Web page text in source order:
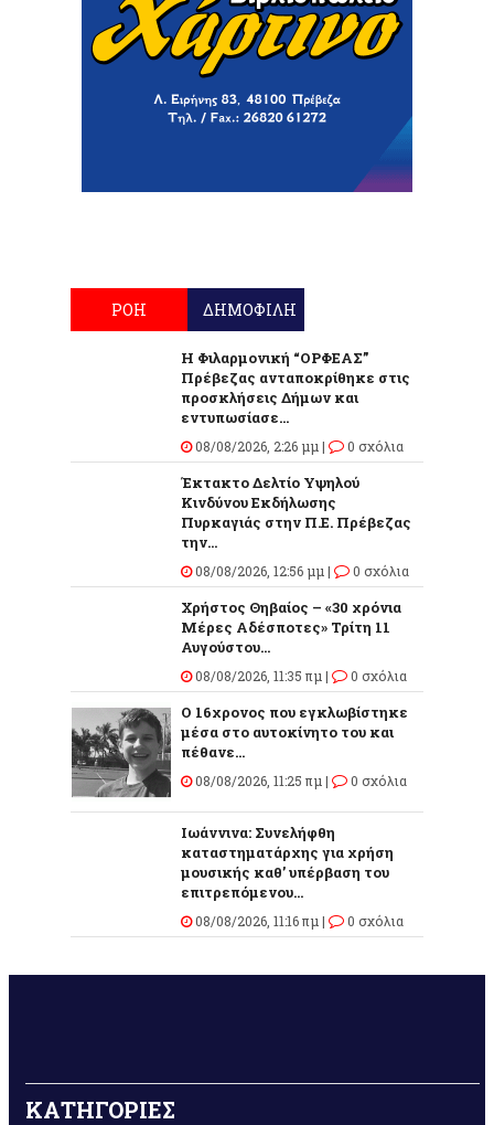
ΡΟΗ ΔΗΜΟΦΙΛΗ
Η Φιλαρμονική “ΟΡΦΕΑΣ”
Πρέβεζας ανταποκρίθηκε στις
προσκλήσεις Δήμων και
εντυπωσίασε...
08/08/2026, 2:26 μμ | 0 σχόλια
Έκτακτο Δελτίο Υψηλού
Κινδύνου Εκδήλωσης
Πυρκαγιάς στην Π.Ε. Πρέβεζας
την...
08/08/2026, 12:56 μμ | 0 σχόλια
Χρήστος Θηβαίος – «30 χρόνια
Μέρες Αδέσποτες» Τρίτη 11
Αυγούστου...
08/08/2026, 11:35 πμ | 0 σχόλια
O 16χρονος που εγκλωβίστηκε
μέσα στο αυτοκίνητο του και
πέθανε...
08/08/2026, 11:25 πμ | 0 σχόλια
Ιωάννινα: Συνελήφθη
καταστηματάρχης για χρήση
μουσικής καθ’ υπέρβαση του
επιτρεπόμενου...
08/08/2026, 11:16 πμ | 0 σχόλια
ΚΑΤΗΓΟΡΙΕΣ